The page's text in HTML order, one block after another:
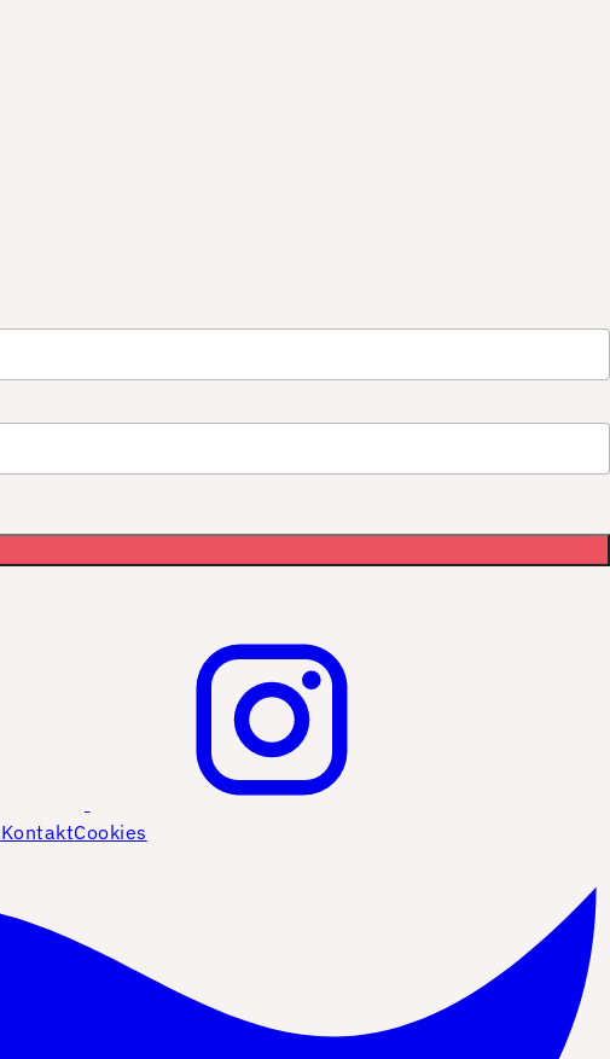
KontaktCookies